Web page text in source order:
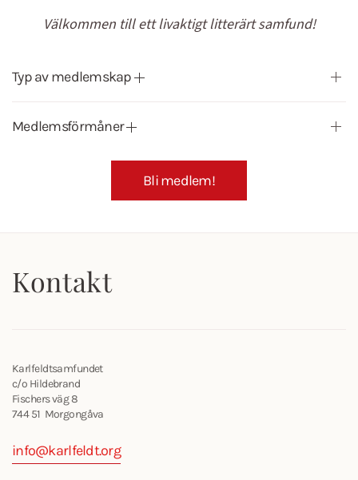
Välkommen till ett livaktigt litterärt samfund!
Typ av medlemskap
Medlemsförmåner
Bli medlem!
Kontakt
Karlfeldtsamfundet
c/o Hildebrand
Fischers väg 8
744 51 Morgongåva
info@karlfeldt.org